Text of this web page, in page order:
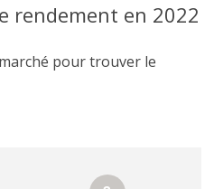
rendement en 2022
pour trouver le